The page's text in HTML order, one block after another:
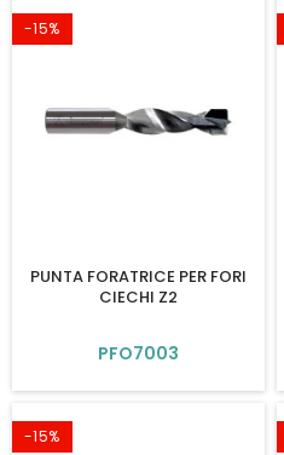
-15%
PUNTA FORATRICE PER FORI
CIECHI Z2
PFO7003
-15%